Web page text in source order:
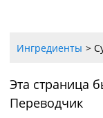
Ингредиенты
Эта страница
Переводчик